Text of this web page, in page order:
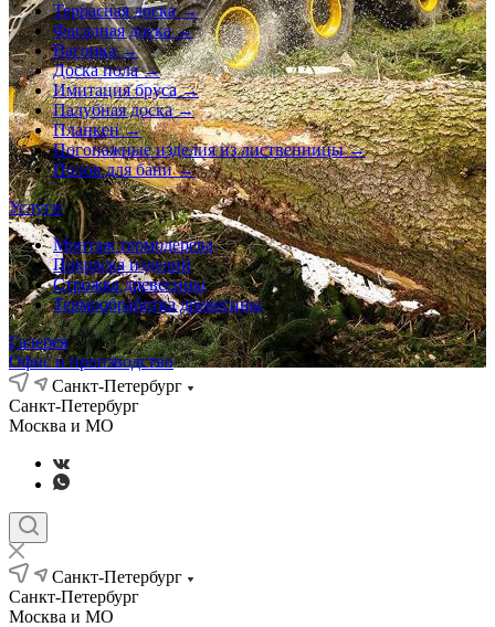
Террасная доска →
Фасадная доска →
Вагонка →
Доска пола →
Имитация бруса →
Палубная доска →
Планкен →
Погонажные изделия из лиственницы →
Полок для бани →
Услуги
Монтаж термодерева
Покраска изделий
Строжка древесины
Термообработка древесины
Галерея
Офис и производство
Санкт-Петербург
Санкт-Петербург
Москва и МО
Санкт-Петербург
Санкт-Петербург
Москва и МО